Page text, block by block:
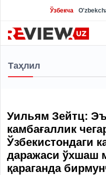
Ўзбекча
Таҳлил
Уильям Зейтц:
камбағаллик
Ўзбекистондаги
даражаси ўхшаш
қараганда